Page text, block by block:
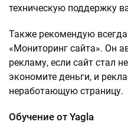
техническую поддержку
Также рекомендую
«Мониторинг сайта». Он
рекламу, если сайт стал
экономите деньги, и
неработающую страницу.
Обучение от Yagla